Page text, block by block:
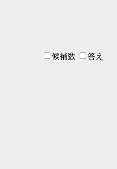
候補数 答え